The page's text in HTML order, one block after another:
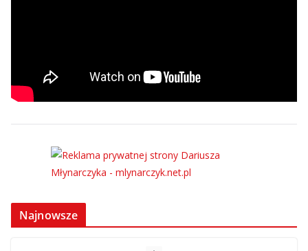
Najnowsze